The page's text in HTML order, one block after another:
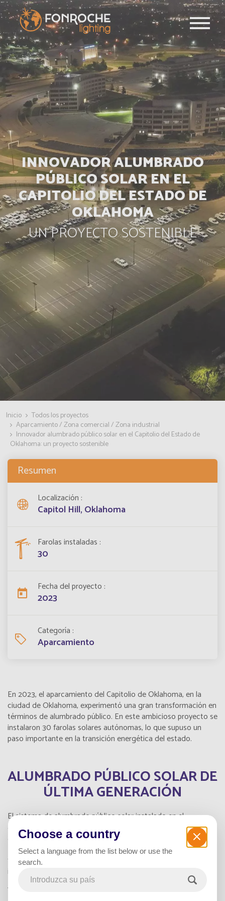
Pasar al contenido principal
INNOVADOR ALUMBRADO
PÚBLICO SOLAR EN EL
CAPITOLIO DEL ESTADO DE
OKLAHOMA
UN PROYECTO SOSTENIBLE
Inicio
Todos los proyectos
Aparcamiento / Zona comercial / Zona industrial
Innovador alumbrado público solar en el Capitolio del Estado de
Oklahoma: un proyecto sostenible
Resumen
Localización
Capitol Hill, Oklahoma
Farolas instaladas
30
Fecha del proyecto
2023
Categoría
Aparcamiento
En 2023, el aparcamiento del Capitolio de Oklahoma, en la
ciudad de Oklahoma, experimentó una gran transformación en
términos de alumbrado público. En este ambicioso proyecto se
instalaron 30 farolas solares autónomas, lo que supuso un
paso importante en la transición energética del estado.
ALUMBRADO PÚBLICO SOLAR DE
ÚLTIMA GENERACIÓN
El sistema de alumbrado público solar instalado en el
aparcamiento de Capitol Square, en Oklahoma, representa un
avance significativo en términos de tecnología y sostenibilidad.
Estas farolas autónomas, equipadas con paneles solares
fotovoltaicos y baterías integradas, ofrecen una solución de
iluminación fiable y respetuosa con el medio ambiente.
Ventajas del alumbrado público solar :
Choose a country
Select a language from the list below or use the
search.